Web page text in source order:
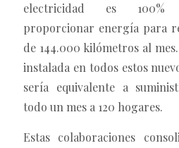
electricidad es 100%
proporcionar energía para
de 144.000 kilómetros al
instalada en todos estos
sería equivalente a
todo un mes a 120 hogares.
Estas colaboraciones